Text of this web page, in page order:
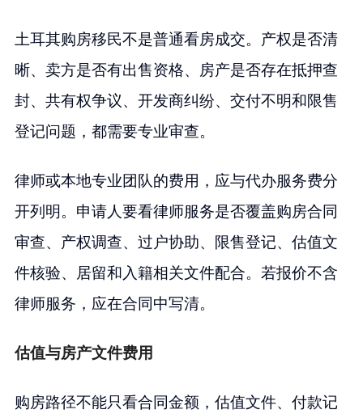
土耳其购房移民不是普通看房成交。产权是否清
晰、卖方是否有出售资格、房产是否存在抵押查
封、共有权争议、开发商纠纷、交付不明和限售
登记问题，都需要专业审查。
律师或本地专业团队的费用，应与代办服务费分
开列明。申请人要看律师服务是否覆盖购房合同
审查、产权调查、过户协助、限售登记、估值文
件核验、居留和入籍相关文件配合。若报价不含
律师服务，应在合同中写清。
估值与房产文件费用
购房路径不能只看合同金额，估值文件、付款记